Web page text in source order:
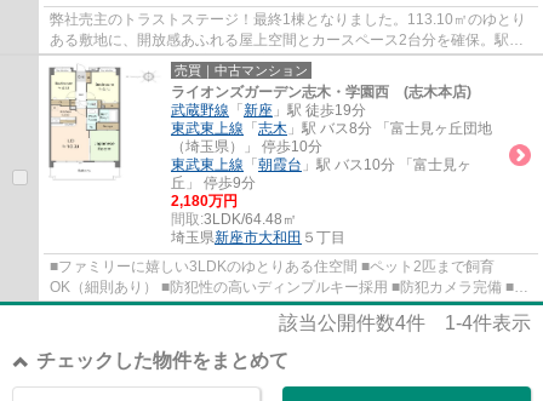
弊社売主のトラストステージ！最終1棟となりました。113.10㎡のゆとり
ある敷地に、開放感あふれる屋上空間とカースペース2台分を確保。駅徒
歩8～9分の利便性と快適な住環境を兼ね備え...
売買｜中古マンション
ライオンズガーデン志木・学園西 (志木本店)
武蔵野線 「 新座 」駅 徒歩19分
東武東上線 「 志木 」駅 バス8分 「富士見ヶ丘団地
（埼玉県）」 停歩10分
東武東上線 「 朝霞台 」駅 バス10分 「富士見ヶ
丘」 停歩9分
2,180万円
間取:3LDK/64.48㎡
埼玉県新座市大和田 ５丁目
■ファミリーに嬉しい3LDKのゆとりある住空間 ■ペット2匹まで飼育
OK（細則あり） ■防犯性の高いディンプルキー採用 ■防犯カメラ完備 ■小
学校近く通学に便利な住環境 ■商業施設が徒歩圏...
該当公開件数4件 1-4件表示
チェックした物件をまとめて